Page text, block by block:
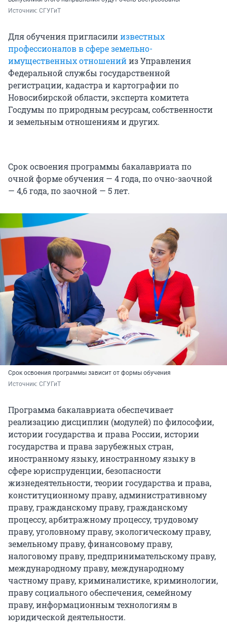
Источник: СГУГиТ
Для обучения пригласилиизвестных
профессионалов в сфере земельно-
имущественных отношенийиз Управления
Федеральной службы государственной
регистрации, кадастра и картографии по
Новосибирской области, эксперта комитета
Госдумы по природным ресурсам, собственности
и земельным отношениям и других.
Срок освоения программы бакалавриата по
очной форме обучения — 4 года, по очно-заочной
— 4,6 года, по заочной — 5 лет.
Срок освоения программы зависит от формы обучения
Источник: СГУГиТ
Программа бакалавриата обеспечивает
реализацию дисциплин (модулей) по философии,
истории государства и права России, истории
государства и права зарубежных стран,
иностранному языку, иностранному языку в
сфере юриспруденции, безопасности
жизнедеятельности, теории государства и права,
конституционному праву, административному
праву, гражданскому праву, гражданскому
процессу, арбитражному процессу, трудовому
праву, уголовному праву, экологическому праву,
земельному праву, финансовому праву,
налоговому праву, предпринимательскому праву,
международному праву, международному
частному праву, криминалистике, криминологии,
праву социального обеспечения, семейному
праву, информационным технологиям в
юридической деятельности.